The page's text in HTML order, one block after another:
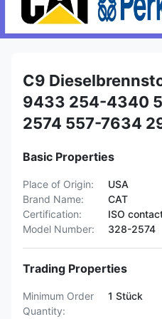
C9
9433 254-4340
2574 557-7634
Basic Properties
Place of Origin:
USA
Brand Name:
CAT
Certification:
ISO
Model Number:
328-2574
Trading Properties
Minimum Order
Quantity:
1 Stück